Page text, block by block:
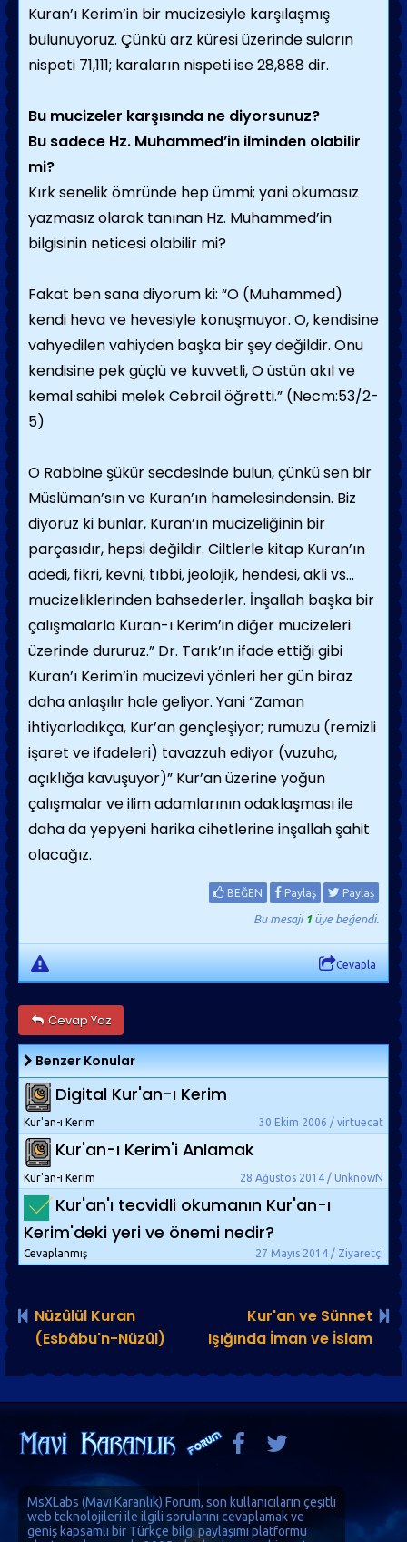
Kuran’ı Kerim’in bir mucizesiyle karşılaşmış
bulunuyoruz. Çünkü arz küresi üzerinde suların
nispeti 71,111; karaların nispeti ise 28,888 dir.
Bu mucizeler karşısında ne diyorsunuz?
Bu sadece Hz. Muhammed’in ilminden olabilir
mi?
Kırk senelik ömründe hep ümmi; yani okumasız
yazmasız olarak tanınan Hz. Muhammed’in
bilgisinin neticesi olabilir mi?
Fakat ben sana diyorum ki: “O (Muhammed)
kendi heva ve hevesiyle konuşmuyor. O, kendisine
vahyedilen vahiyden başka bir şey değildir. Onu
kendisine pek güçlü ve kuvvetli, O üstün akıl ve
kemal sahibi melek Cebrail öğretti.” (Necm:53/2-
5)
O Rabbine şükür secdesinde bulun, çünkü sen bir
Müslüman’sın ve Kuran’ın hamelesindensin. Biz
diyoruz ki bunlar, Kuran’ın mucizeliğinin bir
parçasıdır, hepsi değildir. Ciltlerle kitap Kuran’ın
adedi, fikri, kevni, tıbbi, jeolojik, hendesi, akli vs...
mucizeliklerinden bahsederler. İnşallah başka bir
çalışmalarla Kuran-ı Kerim’in diğer mucizeleri
üzerinde dururuz.” Dr. Tarık’ın ifade ettiği gibi
Kuran’ı Kerim’in mucizevi yönleri her gün biraz
daha anlaşılır hale geliyor. Yani “Zaman
ihtiyarladıkça, Kur’an gençleşiyor; rumuzu (remizli
işaret ve ifadeleri) tavazzuh ediyor (vuzuha,
açıklığa kavuşuyor)” Kur’an üzerine yoğun
çalışmalar ve ilim adamlarının odaklaşması ile
daha da yepyeni harika cihetlerine inşallah şahit
olacağız.
BEĞEN Paylaş Paylaş
Bu mesajı 1üye beğendi.
Cevapla
Cevap Yaz
Benzer Konular
Digital Kur'an-ı Kerim
30 Ekim 2006 / virtuecat
Kur'an-ı Kerim
Kur'an-ı Kerim'i Anlamak
28 Ağustos 2014 / UnknowN
Kur'an-ı Kerim
Kur'an'ı tecvidli okumanın Kur'an-ı
Kerim'deki yeri ve önemi nedir?
27 Mayıs 2014 / Ziyaretçi
Cevaplanmış
Nüzûlül Kuran
(Esbâbu'n-Nüzûl)
Kur'an ve Sünnet
Işığında İman ve İslam
MsXLabs (Mavi Karanlık) Forum, son kullanıcıların çeşitli
web teknolojileri ile ilgili sorularını cevaplamak ve
geniş kapsamlı bir Türkçe bilgi paylaşımı platformu